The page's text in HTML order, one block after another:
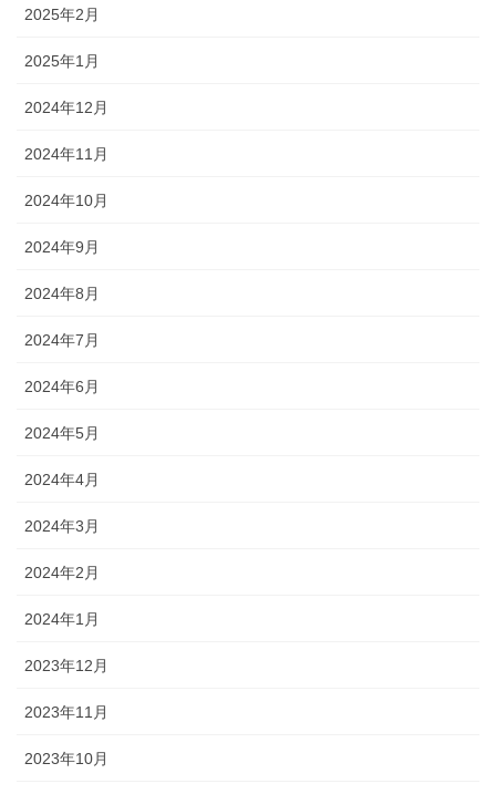
2025年2月
2025年1月
2024年12月
2024年11月
2024年10月
2024年9月
2024年8月
2024年7月
2024年6月
2024年5月
2024年4月
2024年3月
2024年2月
2024年1月
2023年12月
2023年11月
2023年10月